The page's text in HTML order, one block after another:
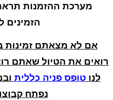
מערכת ההזמנות
הזמינים
אם לא מצאתם זמינות
את הטיול שאתם
לנוטופס פניה כללית
נפתח